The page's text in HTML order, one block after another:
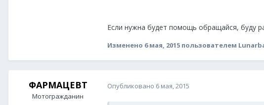
Если нужна будет помощь обращайся, буду
Изменено 6 мая, 2015 пользователем
ФАРМАЦЕВТ
Мотогражданин
Опубликовано 6 мая, 2015